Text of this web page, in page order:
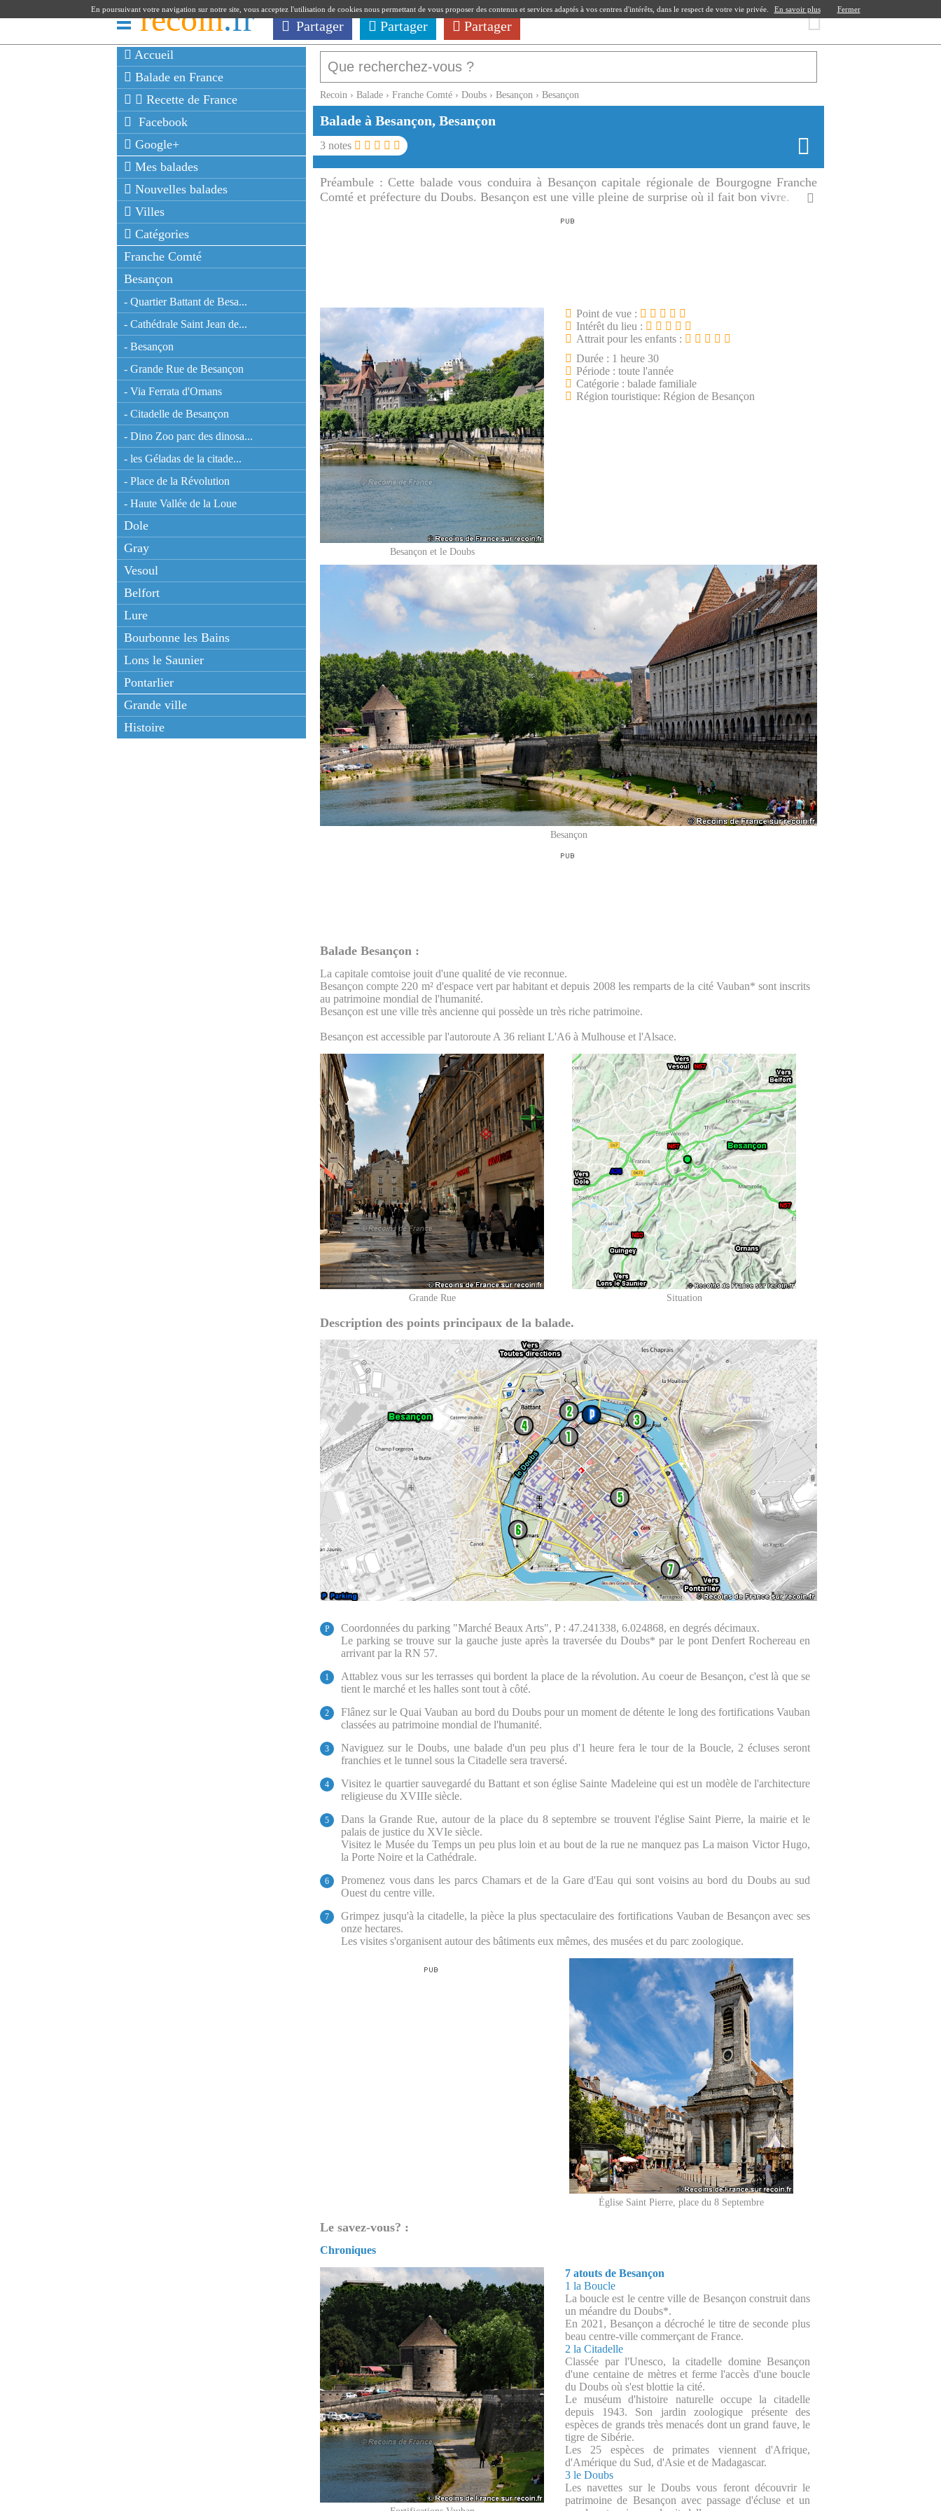
recoin.fr Partager Partager Partager
Accueil
Balade en France
Recette de France
Facebook
Google+
Mes balades
Nouvelles balades
Villes
Catégories
Franche Comté
Besançon
- Quartier Battant de Besa...
- Cathédrale Saint Jean de...
- Besançon
- Grande Rue de Besançon
- Via Ferrata d'Ornans
- Citadelle de Besançon
- Dino Zoo parc des dinosa...
- les Géladas de la citade...
- Place de la Révolution
- Haute Vallée de la Loue
Dole
Gray
Vesoul
Belfort
Lure
Bourbonne les Bains
Lons le Saunier
Pontarlier
Grande ville
Histoire
Recoin › Balade › Franche Comté › Doubs › Besançon › Besançon
Balade à Besançon, Besançon
3 notes
Préambule : Cette balade vous conduira à Besançon capitale régionale de Bourgogne Franche
Comté et préfecture du Doubs. Besançon est une ville pleine de surprise où il fait bon vivre.
Besançon et le Doubs
Point de vue :
Intérêt du lieu :
Attrait pour les enfants :
Durée : 1 heure 30
Période : toute l'année
Catégorie : balade familiale
Région touristique: Région de Besançon
Besançon
Balade Besançon :
La capitale comtoise jouit d'une qualité de vie reconnue.
Besançon compte 220 m² d'espace vert par habitant et depuis 2008 les remparts de la cité Vauban* sont inscrits
au patrimoine mondial de l'humanité.
Besançon est une ville très ancienne qui possède un très riche patrimoine.
Besançon est accessible par l'autoroute A 36 reliant L'A6 à Mulhouse et l'Alsace.
Grande Rue Situation
Description des points principaux de la balade.
P
Coordonnées du parking "Marché Beaux Arts", P : 47.241338, 6.024868, en degrés décimaux.
Le parking se trouve sur la gauche juste après la traversée du Doubs* par le pont Denfert Rochereau en
arrivant par la RN 57.
1
Attablez vous sur les terrasses qui bordent la place de la révolution. Au coeur de Besançon, c'est là que se
tient le marché et les halles sont tout à côté.
2
Flânez sur le Quai Vauban au bord du Doubs pour un moment de détente le long des fortifications Vauban
classées au patrimoine mondial de l'humanité.
3
Naviguez sur le Doubs, une balade d'un peu plus d'1 heure fera le tour de la Boucle, 2 écluses seront
franchies et le tunnel sous la Citadelle sera traversé.
4
Visitez le quartier sauvegardé du Battant et son église Sainte Madeleine qui est un modèle de l'architecture
religieuse du XVIIIe siècle.
5
Dans la Grande Rue, autour de la place du 8 septembre se trouvent l'église Saint Pierre, la mairie et le
palais de justice du XVIe siècle.
Visitez le Musée du Temps un peu plus loin et au bout de la rue ne manquez pas La maison Victor Hugo,
la Porte Noire et la Cathédrale.
6
Promenez vous dans les parcs Chamars et de la Gare d'Eau qui sont voisins au bord du Doubs au sud
Ouest du centre ville.
7
Grimpez jusqu'à la citadelle, la pièce la plus spectaculaire des fortifications Vauban de Besançon avec ses
onze hectares.
Les visites s'organisent autour des bâtiments eux mêmes, des musées et du parc zoologique.
Église Saint Pierre, place du 8 Septembre
Le savez-vous? :
Chroniques
7 atouts de Besançon
1 la Boucle
La boucle est le centre ville de Besançon construit dans
un méandre du Doubs*.
En 2021, Besançon a décroché le titre de seconde plus
beau centre-ville commerçant de France.
2 la Citadelle
Classée par l'Unesco, la citadelle domine Besançon
d'une centaine de mètres et ferme l'accès d'une boucle
du Doubs où s'est blottie la cité.
Le muséum d'histoire naturelle occupe la citadelle
depuis 1943. Son jardin zoologique présente des
espèces de grands très menacés dont un grand fauve, le
tigre de Sibérie.
Les 25 espèces de primates viennent d'Afrique,
d'Amérique du Sud, d'Asie et de Madagascar.
3 le Doubs
Les navettes sur le Doubs vous feront découvrir le
patrimoine de Besançon avec passage d'écluse et un
En poursuivant votre navigation sur notre site, vous acceptez l'utilisation de cookies nous permettant de vous proposer des contenus et services adaptés à vos centres d'intérêts, dans le respect de votre vie privée. En savoir plus Fermer